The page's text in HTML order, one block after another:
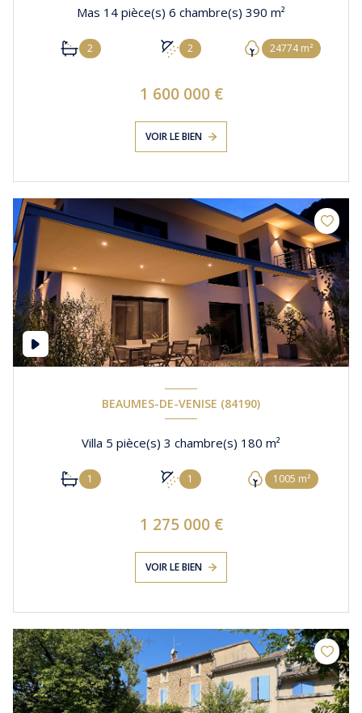
Mas 14 pièce(s) 6 chambre(s) 390 m²
2 2 24774 m²
1 600 000 €
VOIR LE BIEN
BEAUMES-DE-VENISE (84190)
Villa 5 pièce(s) 3 chambre(s) 180 m²
1 1 1005 m²
1 275 000 €
VOIR LE BIEN